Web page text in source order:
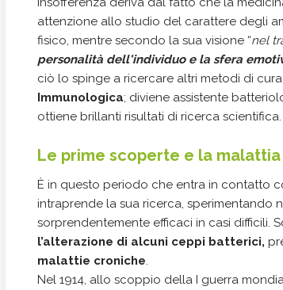
attenzione allo studio del carattere degli
fisico, mentre secondo la sua visione “nel
personalità dell'individuo e la sfera
ciò lo spinge a ricercare altri metodi di
Immunologica; diviene assistente
ottiene brillanti risultati di ricerca scientifica.
Le prime scoperte e la malattia
È in questo periodo che entra in contatto
intraprende la sua ricerca, sperimentando
sorprendentemente efficaci in casi difficili.
l’alterazione di alcuni ceppi batterici,
malattie croniche.
Nel 1914, allo scoppio della I guerra